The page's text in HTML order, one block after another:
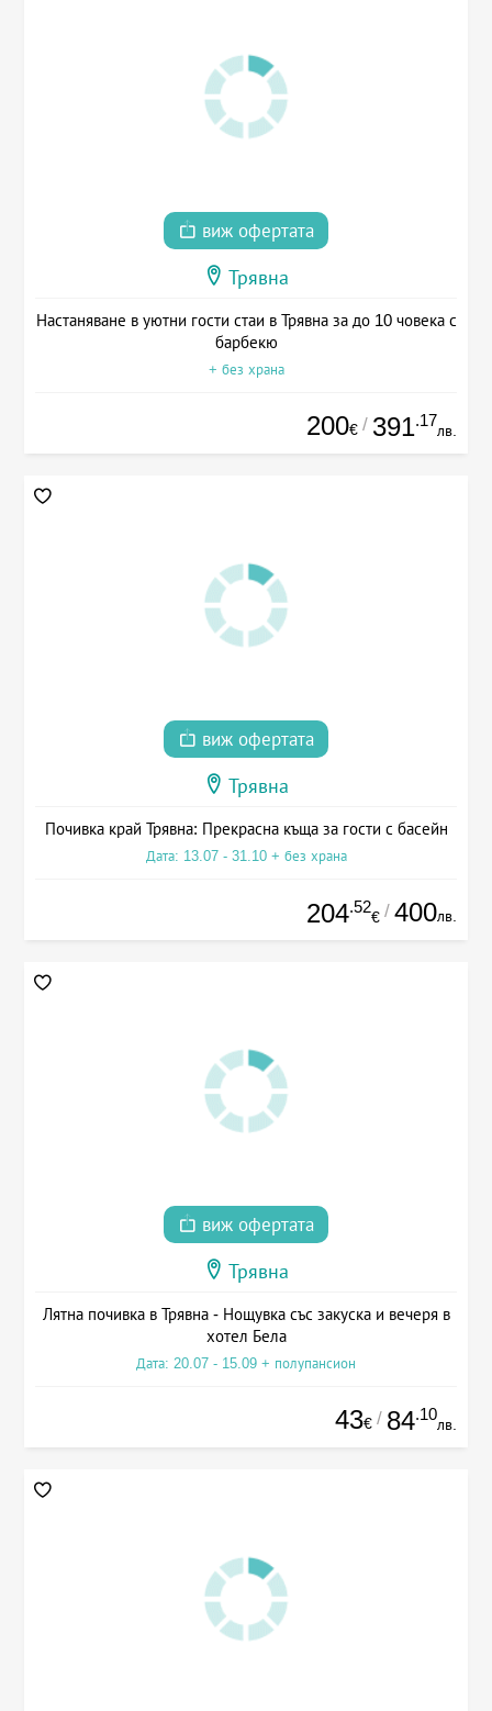
виж офертата
Трявна
Настаняване в уютни гости стаи в Трявна за до 10 човека с
барбекю
+ без храна
200€ / 391.17
лв.
виж офертата
Трявна
Почивка край Трявна: Прекрасна къща за гости с басейн
Дата: 13.07 - 31.10 + без храна
204.52
€ / 400лв.
виж офертата
Трявна
Лятна почивка в Трявна - Нощувка със закуска и вечеря в
хотел Бела
Дата: 20.07 - 15.09 + полупансион
43€ / 84.10
лв.